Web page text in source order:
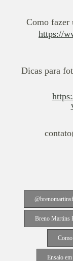
Como fazer
https://
Dicas para
Breno Martins
Ensaio